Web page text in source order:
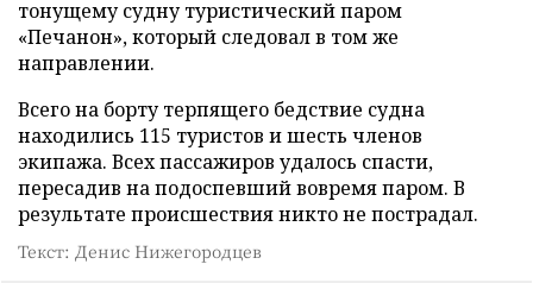
тонущему судну туристический паром
«Печанон», который следовал в том же
направлении.
Всего на борту терпящего бедствие судна
находились 115 туристов и шесть членов
экипажа. Всех пассажиров удалось спасти,
пересадив на подоспевший вовремя паром. В
результате происшествия никто не пострадал.
Текст: Денис Нижегородцев